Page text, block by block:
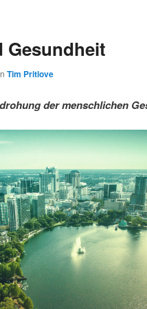
Gesundheit
Tim Pritlove
der menschlichen